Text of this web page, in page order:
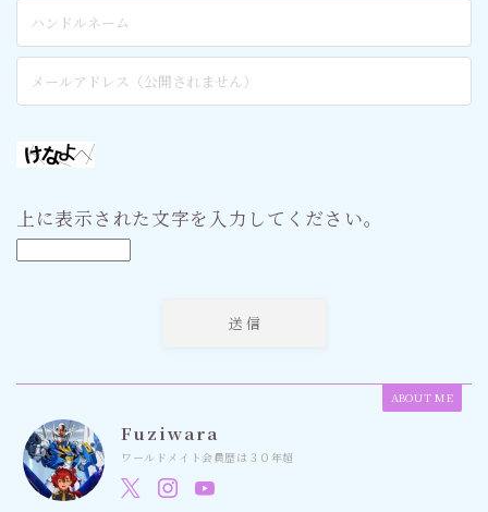
上に表示された文字を入力してください。
ABOUT ME
Fuziwara
ワールドメイト会員歴は３０年超